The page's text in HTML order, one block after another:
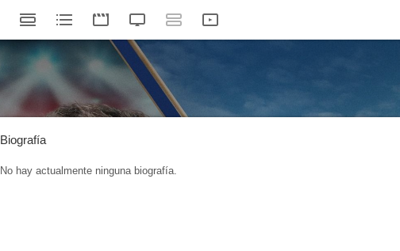
Biografía
No hay actualmente ninguna biografía.